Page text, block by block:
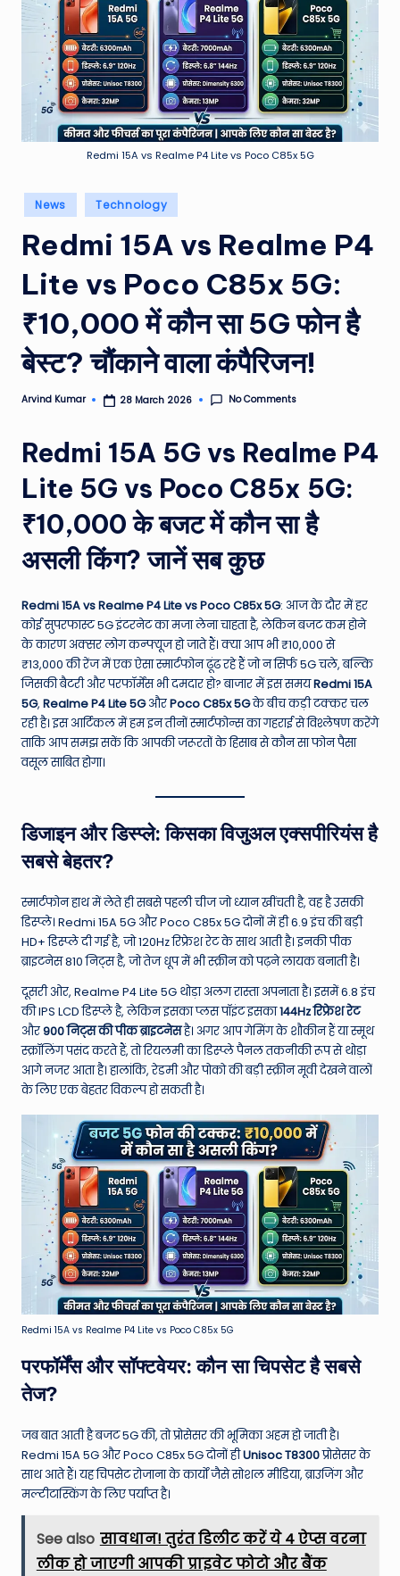
e
er
T
e
c
h
M
o
vi
N
e
w
s
A
ro
u
n
d
T
h
e
o
rl
d
Redmi 15A vs Realme P4 Lite vs Poco C85x 5G
Posted
in
News Technology
Redmi 15A vs Realme P4
Lite vs Poco C85x 5G:
₹10,000 में कौन सा 5G फोन है
बेस्ट? चौंकाने वाला कंपैरिजन!
Posted
Arvind Kumar 28 March 2026 No Comments
Redmi 15A 5G vs Realme P4
Lite 5G vs Poco C85x 5G:
₹10,000 के बजट में कौन सा है
असली किंग? जानें सब कुछ
Redmi 15A vs Realme P4 Lite vs Poco C85x 5G: आज के दौर में हर
कोई सुपरफास्ट 5G इंटरनेट का मजा लेना चाहता है, लेकिन बजट कम होने
के कारण अक्सर लोग कन्फ्यूज हो जाते हैं। क्या आप भी ₹10,000 से
₹13,000 की रेंज में एक ऐसा स्मार्टफोन ढूंढ रहे हैं जो न सिर्फ 5G चले, बल्कि
जिसकी बैटरी और परफॉर्मेंस भी दमदार हो? बाजार में इस समयRedmi 15A
5G, Realme P4 Lite 5GऔरPoco C85x 5Gके बीच कड़ी टक्कर चल
रही है। इस आर्टिकल में हम इन तीनों स्मार्टफोन्स का गहराई से विश्लेषण करेंगे
ताकि आप समझ सकें कि आपकी जरूरतों के हिसाब से कौन सा फोन पैसा
वसूल साबित होगा।
डिजाइन और डिस्प्ले: किसका विजुअल एक्सपीरियंस है
सबसे बेहतर?
स्मार्टफोन हाथ में लेते ही सबसे पहली चीज जो ध्यान खींचती है, वह है उसकी
डिस्प्ले। Redmi 15A 5G और Poco C85x 5G दोनों में ही 6.9 इंच की बड़ी
HD+ डिस्प्ले दी गई है, जो 120Hz रिफ्रेश रेट के साथ आती है। इनकी पीक
ब्राइटनेस 810 निट्स है, जो तेज धूप में भी स्क्रीन को पढ़ने लायक बनाती है।
दूसरी ओर, Realme P4 Lite 5G थोड़ा अलग रास्ता अपनाता है। इसमें 6.8 इंच
की IPS LCD डिस्प्ले है, लेकिन इसका प्लस पॉइंट इसका144Hz रिफ्रेश रेट
और900 निट्स की पीक ब्राइटनेसहै। अगर आप गेमिंग के शौकीन हैं या स्मूथ
स्क्रॉलिंग पसंद करते हैं, तो रियलमी का डिस्प्ले पैनल तकनीकी रूप से थोड़ा
आगे नजर आता है। हालांकि, रेडमी और पोको की बड़ी स्क्रीन मूवी देखने वालों
के लिए एक बेहतर विकल्प हो सकती है।
Redmi 15A vs Realme P4 Lite vs Poco C85x 5G
परफॉर्मेंस और सॉफ्टवेयर: कौन सा चिपसेट है सबसे
तेज?
जब बात आती है बजट 5G की, तो प्रोसेसर की भूमिका अहम हो जाती है।
Redmi 15A 5G और Poco C85x 5G दोनों हीUnisoc T8300प्रोसेसर के
साथ आते हैं। यह चिपसेट रोजाना के कार्यों जैसे सोशल मीडिया, ब्राउजिंग और
मल्टीटास्किंग के लिए पर्याप्त है।
See also सावधान! तुरंत डिलीट करें ये 4 ऐप्स वरना
लीक हो जाएगी आपकी प्राइवेट फोटो और बैंक